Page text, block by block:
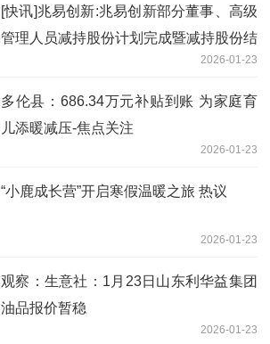
[快讯]兆易创新:兆易创新部分董事、高级
管理人员减持股份计划完成暨减持股份结
2026-01-23
多伦县：686.34万元补贴到账 为家庭育
儿添暖减压-焦点关注
2026-01-23
“小鹿成长营”开启寒假温暖之旅 热议
2026-01-23
观察：生意社：1月23日山东利华益集团
油品报价暂稳
2026-01-23